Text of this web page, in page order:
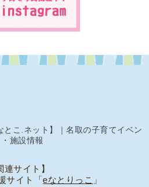
こ.ネット】｜名取の子育てイベン
・施設情報
連サイト】
サイト「eなとりっこ 」